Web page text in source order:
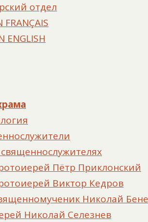
отдел
FRANÇAIS
ENGLISH
Пётр Приклонский
Виктор Кедров
Николай
Николай Селезнев